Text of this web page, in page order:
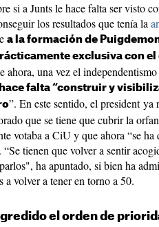
si a Junts le hace falta ser visto
los resultados que tenía la
a la formación de
exclusiva con
ahora, una vez el
hace falta “construir y
”. En este sentido, el president
que se tiene que cubrir la
votaba a CiU y que ahora “se
“Se tienen que volver a sentir
ha apuntado, si bien ha
a volver a tener en torno a 50.
el orden de